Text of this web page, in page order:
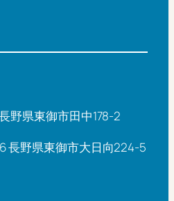
県東御市田中178-2
野県東御市大日向224-5